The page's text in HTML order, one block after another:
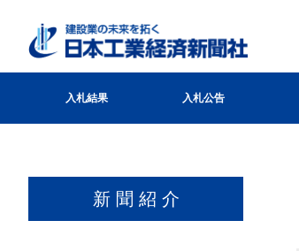
入札結果 入札公告
新 聞 紹 介